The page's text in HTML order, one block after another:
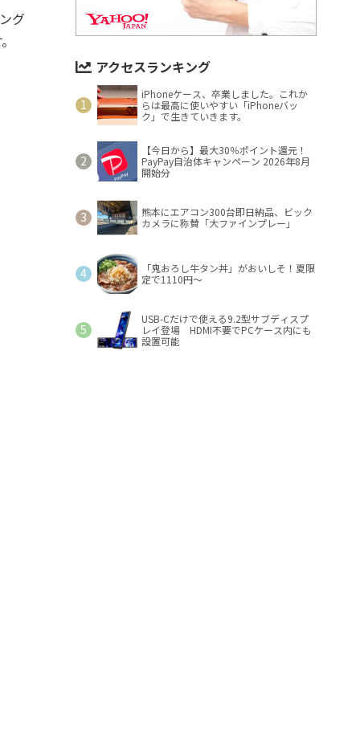
グ
アクセスランキング
iPhoneケース、卒業しました。これか
らは最高に使いやすい「iPhoneバッ
ク」で生きていきます。
【今日から】最大30％ポイント還元！
PayPay自治体キャンペーン 2026年8月
開始分
熊本にエアコン300台即日納品、ビック
カメラに称賛「大ファインプレー」
「鬼おろし牛タン丼」がおいしそ！夏限
定で1110円～
USB-Cだけで使える9.2型サブディスプ
レイ登場 HDMI不要でPCケース内にも
設置可能